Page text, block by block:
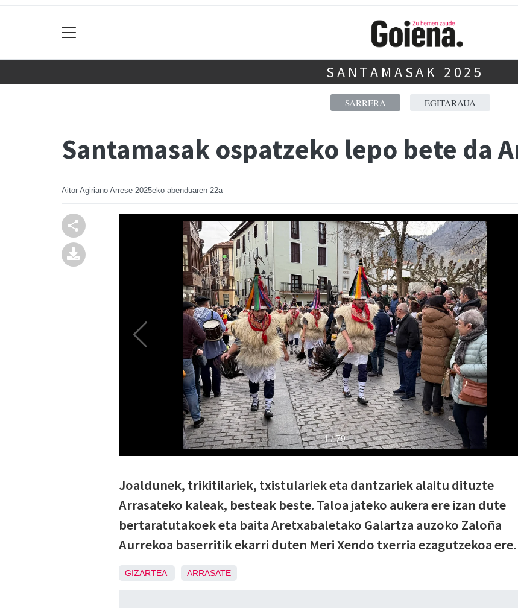
SANTAMASAK 2025
SARRERA EGITARAUA
Santamasak ospatzeko lepo bete da
Aitor Agiriano Arrese 2025eko abenduaren 22a
Joaldunek, trikitilariek, txistulariek eta dantzariek alaitu dituzte
Arrasateko kaleak, besteak beste. Taloa jateko aukera ere izan dute
bertaratutakoek eta baita Aretxabaletako Galartza auzoko Zaloña
Aurrekoa baserritik ekarri duten Meri Xendo txerria ezagutzekoa ere.
GIZARTEA ARRASATE